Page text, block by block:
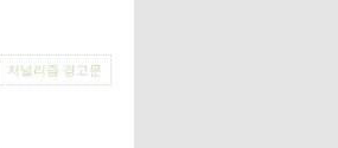
저널리즘 경고문